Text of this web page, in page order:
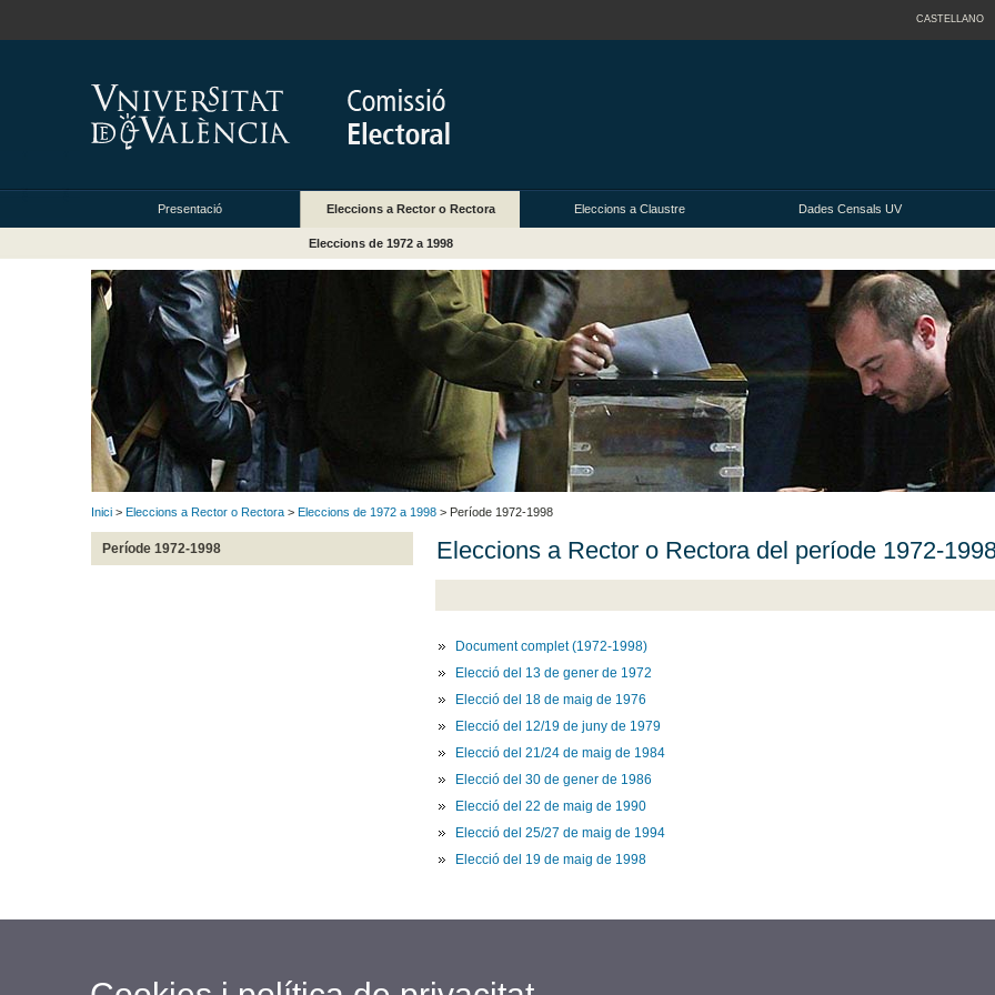
CASTELLANO
Presentació Eleccions a Rector o Rectora Eleccions a Claustre Dades Censals UV
Eleccions de 1972 a 1998
Inici > Eleccions a Rector o Rectora > Eleccions de 1972 a 1998 > Període 1972-1998
Període 1972-1998 Eleccions a Rector o Rectora del període 1972-
Document complet (1972-1998)
Elecció del 13 de gener de 1972
Elecció del 18 de maig de 1976
Elecció del 12/19 de juny de 1979
Elecció del 21/24 de maig de 1984
Elecció del 30 de gener de 1986
Elecció del 22 de maig de 1990
Elecció del 25/27 de maig de 1994
Elecció del 19 de maig de 1998